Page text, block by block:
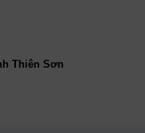
Thiên Sơn